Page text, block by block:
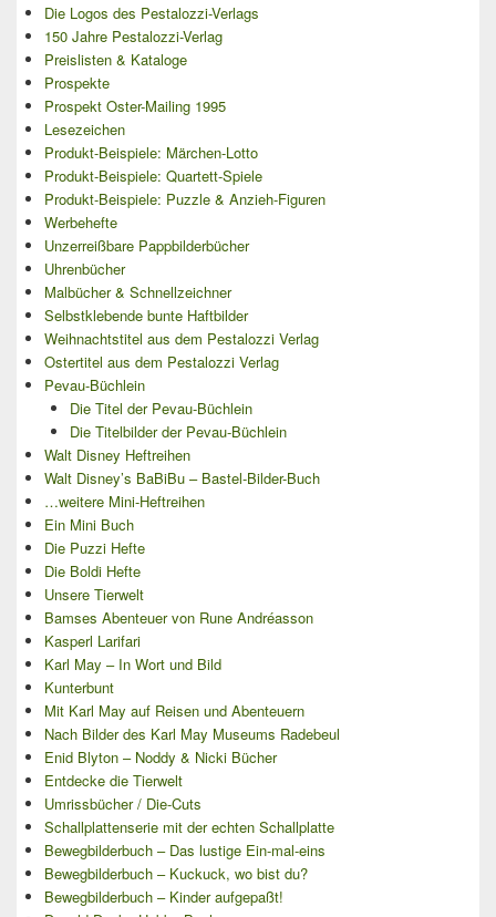
Die Logos des Pestalozzi-Verlags
150 Jahre Pestalozzi-Verlag
Preislisten & Kataloge
Prospekte
Prospekt Oster-Mailing 1995
Lesezeichen
Produkt-Beispiele: Märchen-Lotto
Produkt-Beispiele: Quartett-Spiele
Produkt-Beispiele: Puzzle & Anzieh-Figuren
Werbehefte
Unzerreißbare Pappbilderbücher
Uhrenbücher
Malbücher & Schnellzeichner
Selbstklebende bunte Haftbilder
Weihnachtstitel aus dem Pestalozzi Verlag
Ostertitel aus dem Pestalozzi Verlag
Pevau-Büchlein
Die Titel der Pevau-Büchlein
Die Titelbilder der Pevau-Büchlein
Walt Disney Heftreihen
Walt Disney’s BaBiBu – Bastel-Bilder-Buch
…weitere Mini-Heftreihen
Ein Mini Buch
Die Puzzi Hefte
Die Boldi Hefte
Unsere Tierwelt
Bamses Abenteuer von Rune Andréasson
Kasperl Larifari
Karl May – In Wort und Bild
Kunterbunt
Mit Karl May auf Reisen und Abenteuern
Nach Bilder des Karl May Museums Radebeul
Enid Blyton – Noddy & Nicki Bücher
Entdecke die Tierwelt
Umrissbücher / Die-Cuts
Schallplattenserie mit der echten Schallplatte
Bewegbilderbuch – Das lustige Ein-mal-eins
Bewegbilderbuch – Kuckuck, wo bist du?
Bewegbilderbuch – Kinder aufgepaßt!